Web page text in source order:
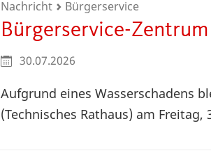
Nachricht Bürgerservice
Bürgerservice-
30.07.2026
Aufgrund eines Wasserschadens
(Technisches Rathaus) am